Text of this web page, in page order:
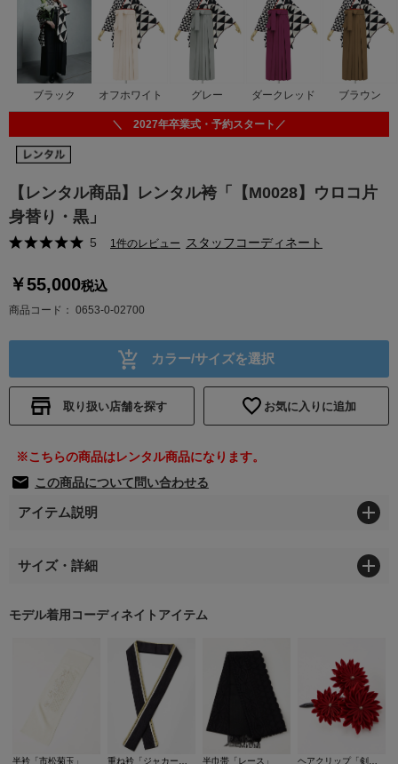
ブラック オフホワイト グレー ダークレッド ブラウン
【レンタル商品】レンタル袴「【M0028】ウロコ片
身替り・黒」
5 1件のレビュー スタッフコーディネート
＼ 2027年卒業式・予約スタート／
￥55,000税込
商品コード 0653-0-02700
カラー/サイズを選択
取り扱い店舗を探す お気に入りに追加
この商品について問い合わせる
アイテム説明
サイズ・詳細
モデル着用コーディネイトアイテム
半衿「市松菊玉」 重ね衿「ジャカード重ね衿」 半巾帯「レース」 ヘアクリップ「剣菊つまみ」
※こちらの商品はレンタル商品になります。